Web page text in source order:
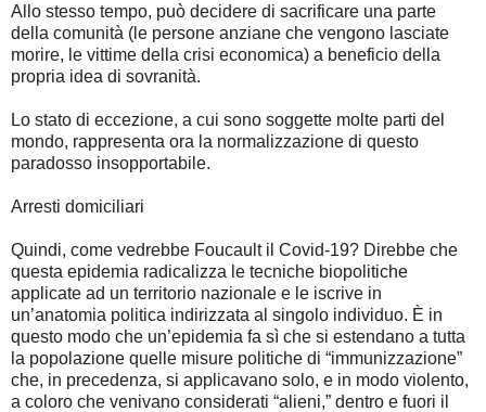
Allo stesso tempo, può decidere di sacrificare una parte
della comunità (le persone anziane che vengono lasciate
morire, le vittime della crisi economica) a beneficio della
propria idea di sovranità.
Lo stato di eccezione, a cui sono soggette molte parti del
mondo, rappresenta ora la normalizzazione di questo
paradosso insopportabile.
Arresti domiciliari
Quindi, come vedrebbe Foucault il Covid-19? Direbbe che
questa epidemia radicalizza le tecniche biopolitiche
applicate ad un territorio nazionale e le iscrive in
un’anatomia politica indirizzata al singolo individuo. È in
questo modo che un’epidemia fa sì che si estendano a tutta
la popolazione quelle misure politiche di “immunizzazione”
che, in precedenza, si applicavano solo, e in modo violento,
a coloro che venivano considerati “alieni,” dentro e fuori il